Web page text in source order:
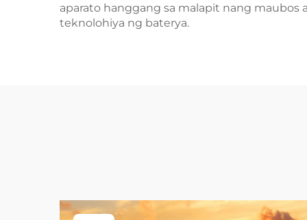
aparato hanggang sa malapit nang
teknolohiya ng baterya.